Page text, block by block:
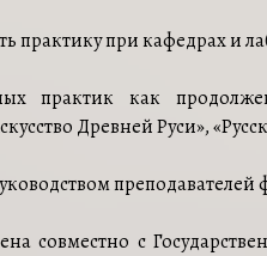
практику при кафедрах и
практик как
Древней Руси»,
преподавателей
совместно с